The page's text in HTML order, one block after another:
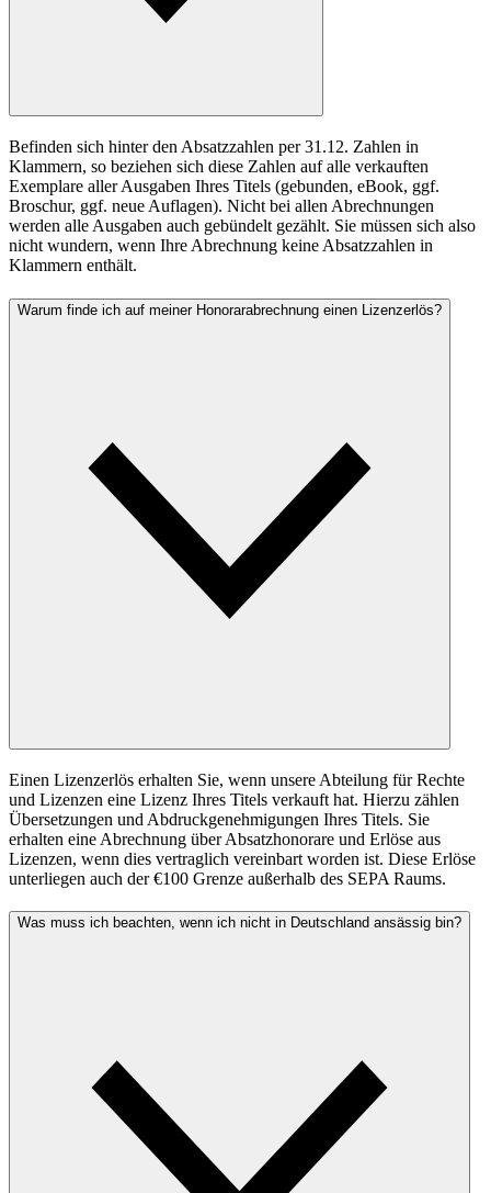
Befinden sich hinter den Absatzzahlen per 31.12. Zahlen in
Klammern, so beziehen sich diese Zahlen auf alle verkauften
Exemplare aller Ausgaben Ihres Titels (gebunden, eBook, ggf.
Broschur, ggf. neue Auflagen). Nicht bei allen Abrechnungen
werden alle Ausgaben auch gebündelt gezählt. Sie müssen sich also
nicht wundern, wenn Ihre Abrechnung keine Absatzzahlen in
Klammern enthält.
Warum finde ich auf meiner Honorarabrechnung einen Lizenzerlös?
Einen Lizenzerlös erhalten Sie, wenn unsere Abteilung für Rechte
und Lizenzen eine Lizenz Ihres Titels verkauft hat. Hierzu zählen
Übersetzungen und Abdruckgenehmigungen Ihres Titels. Sie
erhalten eine Abrechnung über Absatzhonorare und Erlöse aus
Lizenzen, wenn dies vertraglich vereinbart worden ist. Diese Erlöse
unterliegen auch der €100 Grenze außerhalb des SEPA Raums.
Was muss ich beachten, wenn ich nicht in Deutschland ansässig bin?